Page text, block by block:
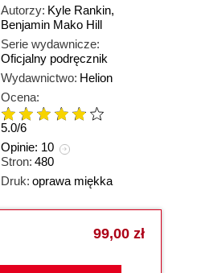
Autorzy: Kyle Rankin,
Benjamin Mako Hill
Serie wydawnicze:
Oficjalny podręcznik
Wydawnictwo: Helion
Ocena:
5.0/6
Opinie: 10
Stron: 480
Druk: oprawa miękka
99,00 zł